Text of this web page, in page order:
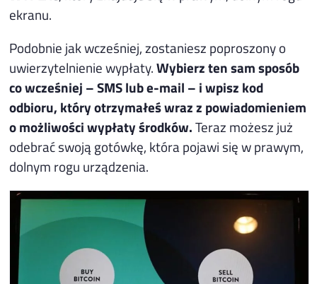
ekranu.
Podobnie jak wcześniej, zostaniesz poproszony o
uwierzytelnienie wypłaty.Wybierz ten sam sposób
co wcześniej – SMS lub e-mail – i wpisz kod
odbioru, który otrzymałeś wraz z powiadomieniem
o możliwości wypłaty środków.Teraz możesz już
odebrać swoją gotówkę, która pojawi się w prawym,
dolnym rogu urządzenia.